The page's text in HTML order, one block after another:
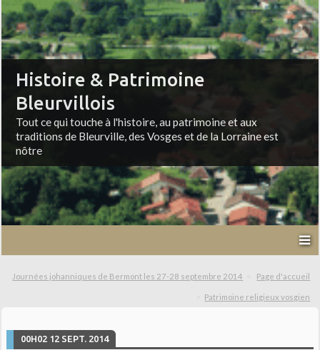
Histoire & Patrimoine
Bleurvillois
Tout ce qui touche à l'histoire, au patrimoine et aux
traditions de Bleurville, des Vosges et de la Lorraine est
nôtre
Journées johanniques de Bermont les 27-28 septembre 2014 Page d'accueil
Patrimoine religieux vosgien
00H02 12 SEPT. 2014